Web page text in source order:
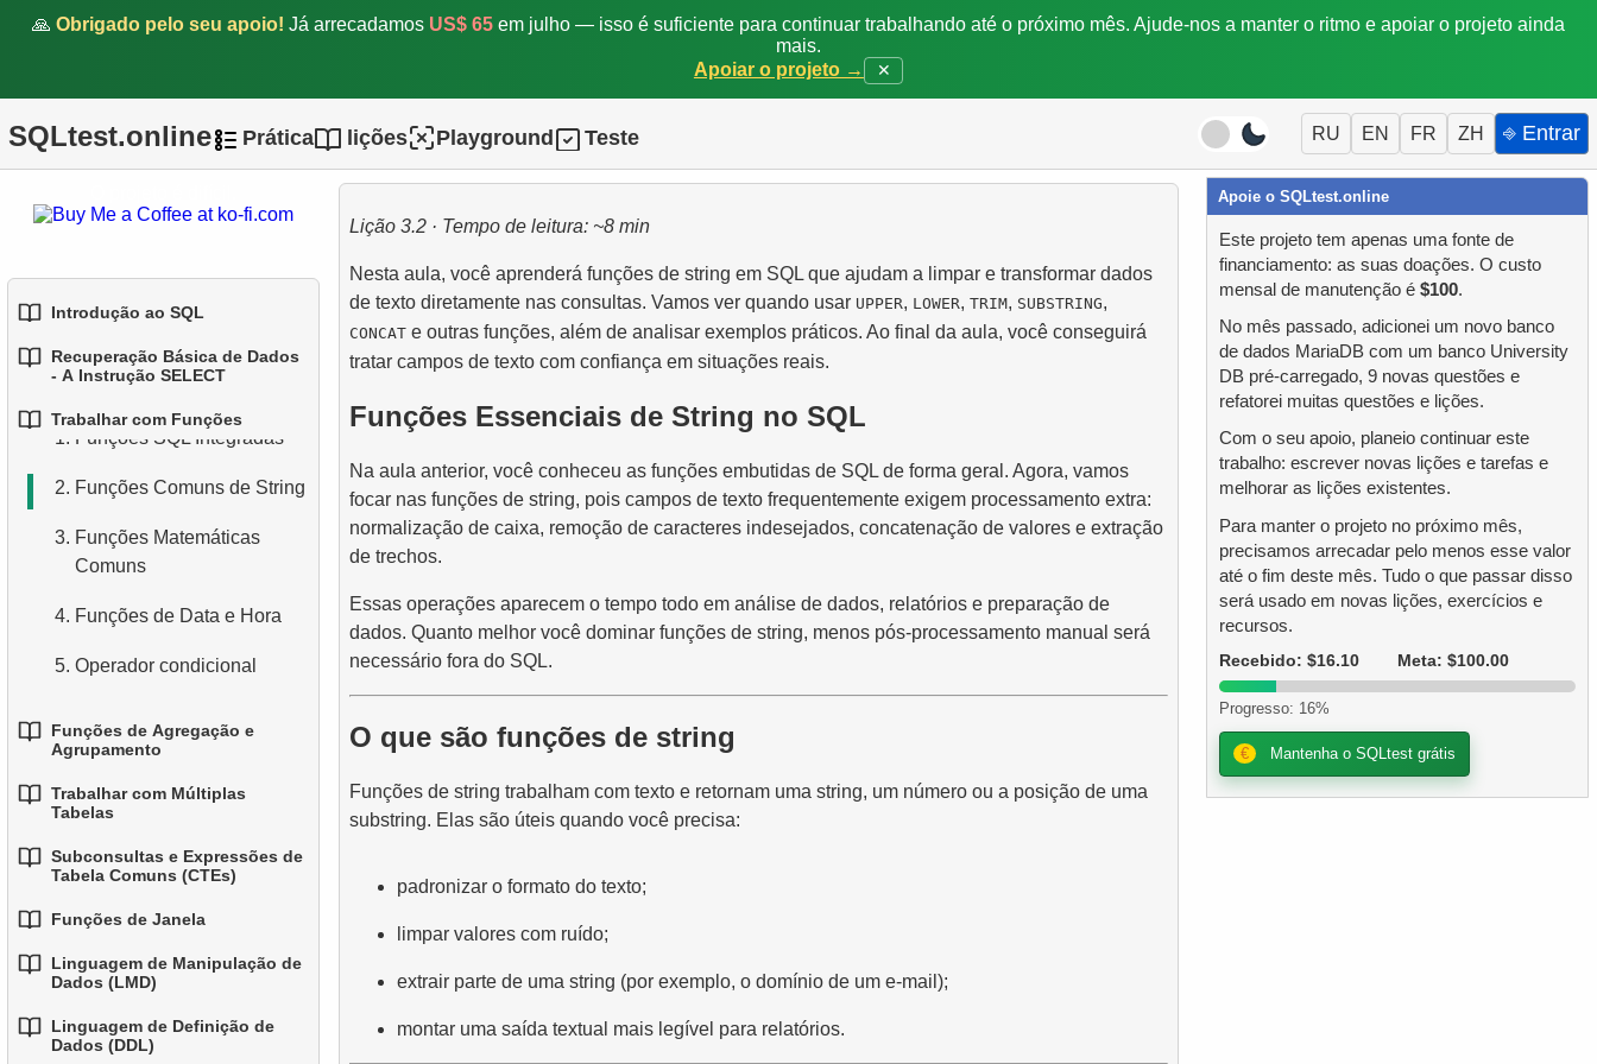
🙏 Obrigado pelo seu apoio! Já arrecadamos US$ 65 em julho — isso é suficiente para continuar trabalhando até o próximo mês. Ajude-nos a manter o ritmo e apoiar o projeto ainda
mais.
Apoiar o projeto →
✕
SQLtest.online Prática lições Playground Teste RU EN FR ZH ⎆ Entrar
Introdução ao SQL
1.Introdução a Bases de
2. Tipos de Bases de Dados
3. Conceitos de Bases de
Tipos de Dados Básicos
5. Entendendo os Valores
Recuperação Básica de Dados
- A Instrução SELECT
1.Selecionando Dados de
Combinando Múltiplas
6.Limitando Resultados com
LIMIT e OFFSET
7.Juntando Tudo: WHERE,
Trabalhar com Funções
1. Funções SQL Integradas
2. Funções Comuns de String
3. Funções Matemáticas
Comuns
4. Funções de Data e Hora
5. Operador condicional
Funções de Agregação e
Agrupamento
1.Funções Básicas de
2.Agrupando Dados
3.Filtrando Dados Agrupados
4.Agregação condicional
5.Agregação avançada
Trabalhar com Múltiplas
Tabelas
1.Fundamentos de JOINs em
Linhas Correspondentes
3.LEFT JOIN - Incluindo
Todos os Registros da
Subconsultas e Expressões de
Tabela Comuns (CTEs)
1.Introdução às
Subconsultas
WHERE
Funções de Janela
1.Funções de Janela
2.Usar ROW_NUMBER,
RANK, DENSE_RANK e
Linguagem de Manipulação de
Dados (LMD)
1.A Instrução INSERT INTO
Linguagem de Definição de
Dados (DDL)
Lição 3.2 · Tempo de leitura: ~8 min
Nesta aula, você aprenderá funções de string em SQL que ajudam a limpar e transformar dados
de texto diretamente nas consultas. Vamos ver quando usar UPPER, LOWER, TRIM, SUBSTRING,
CONCATe outras funções, além de analisar exemplos práticos. Ao final da aula, você conseguirá
tratar campos de texto com confiança em situações reais.
Funções Essenciais de String no SQL
Na aula anterior, você conheceu as funções embutidas de SQL de forma geral. Agora, vamos
focar nas funções de string, pois campos de texto frequentemente exigem processamento extra:
normalização de caixa, remoção de caracteres indesejados, concatenação de valores e extração
de trechos.
Essas operações aparecem o tempo todo em análise de dados, relatórios e preparação de
dados. Quanto melhor você dominar funções de string, menos pós-processamento manual será
necessário fora do SQL.
O que são funções de string
Funções de string trabalham com texto e retornam uma string, um número ou a posição de uma
substring. Elas são úteis quando você precisa:
padronizar o formato do texto;
limpar valores com ruído;
extrair parte de uma string (por exemplo, o domínio de um e-mail);
montar uma saída textual mais legível para relatórios.
Apoie o SQLtest.online
Este projeto tem apenas uma fonte de
financiamento: as suas doações. O custo
mensal de manutenção é $100.
No mês passado, adicionei um novo banco
de dados MariaDB com um banco University
DB pré-carregado, 9 novas questões e
refatorei muitas questões e lições.
Com o seu apoio, planeio continuar este
trabalho: escrever novas lições e tarefas e
melhorar as lições existentes.
Para manter o projeto no próximo mês,
precisamos arrecadar pelo menos esse valor
até o fim deste mês. Tudo o que passar disso
será usado em novas lições, exercícios e
recursos.
Recebido: $16.10
Meta: $100.00
Progresso: 16%
€ Mantenha o SQLtest grátis